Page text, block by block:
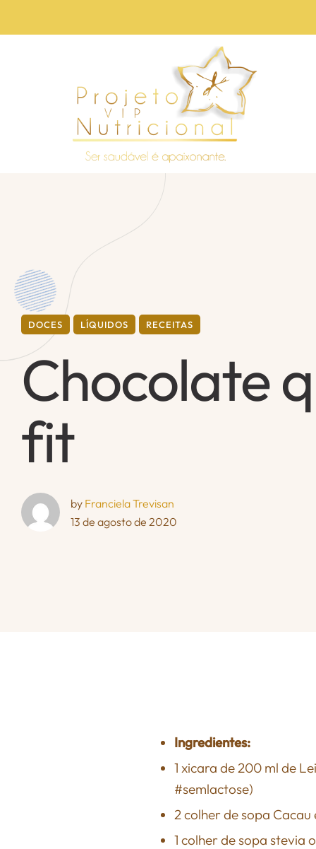
DOCES LÍQUIDOS RECEITAS
Chocolate
fit
by Franciela Trevisan
13 de agosto de 2020
Ingredientes:
1 xicara de 200 ml de
#semlactose)
2 colher de sopa
1 colher de sopa stevia